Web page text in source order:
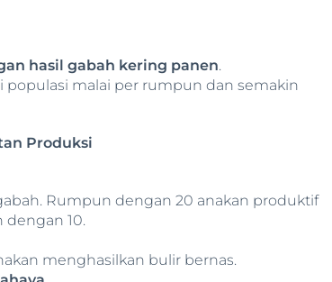
hasil gabah kering panen.
populasi malai per rumpun dan semakin
Produksi
Rumpun dengan 20 anakan produktif
10.
menghasilkan bulir bernas.